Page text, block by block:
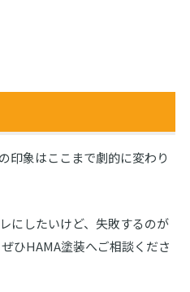
印象はここまで劇的に変わり
にしたいけど、失敗するのが
ひHAMA塗装へご相談くださ